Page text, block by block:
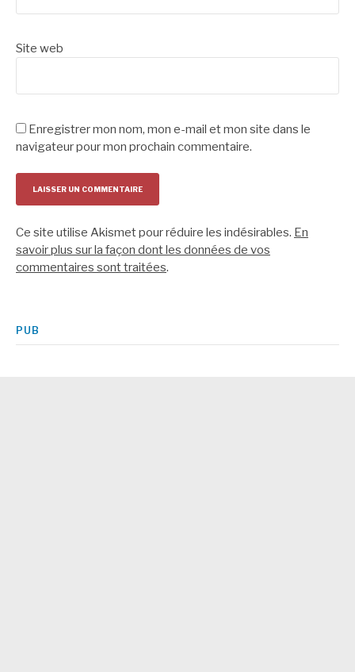
Site web
Enregistrer mon nom, mon e-mail et mon site dans le
navigateur pour mon prochain commentaire.
Ce site utilise Akismet pour réduire les indésirables. En
savoir plus sur la façon dont les données de vos
commentaires sont traitées.
PUB